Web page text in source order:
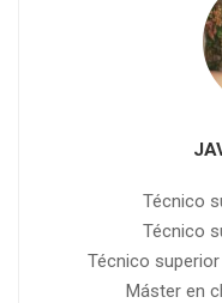
Técnico
Técnico
Técnico
Máster en